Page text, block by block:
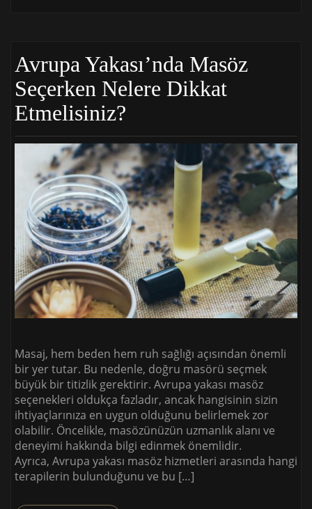
Avrupa Yakası’nda Masöz
Seçerken Nelere Dikkat
Etmelisiniz?
Masaj, hem beden hem ruh sağlığı açısından önemli
bir yer tutar. Bu nedenle, doğru masörü seçmek
büyük bir titizlik gerektirir. Avrupa yakası masöz
seçenekleri oldukça fazladır, ancak hangisinin sizin
ihtiyaçlarınıza en uygun olduğunu belirlemek zor
olabilir. Öncelikle, masözünüzün uzmanlık alanı ve
deneyimi hakkında bilgi edinmek önemlidir.
Ayrıca, Avrupa yakası masöz hizmetleri arasında hangi
terapilerin bulunduğunu ve bu […]